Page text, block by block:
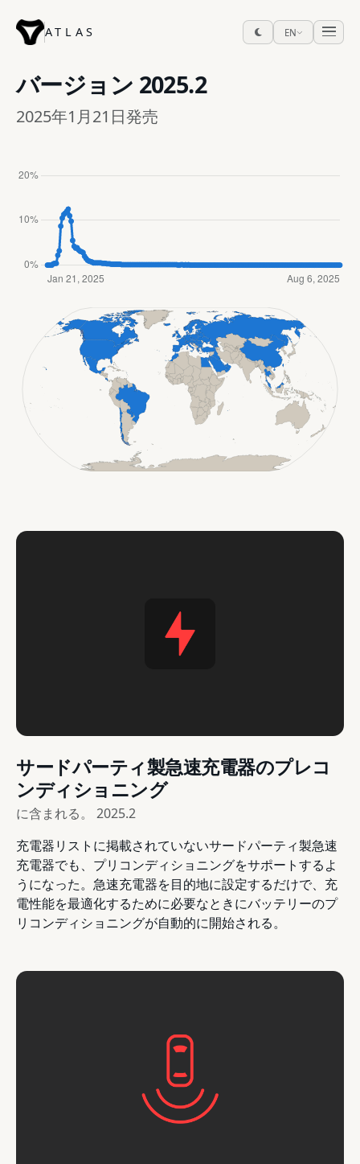
ATLAS EN
バージョン 2025.2
2025年1月21日発売
サードパーティ製急速充電器のプレコ
ンディショニング
に含まれる。 2025.2
充電器リストに掲載されていないサードパーティ製急速
充電器でも、プリコンディショニングをサポートするよ
うになった。急速充電器を目的地に設定するだけで、充
電性能を最適化するために必要なときにバッテリーのプ
リコンディショニングが自動的に開始される。